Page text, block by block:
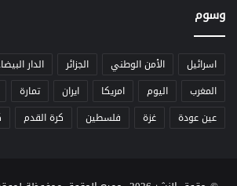
ة
–
وسوم
اسرائيل الأمن الوطني الجزائر الدار
المغرب
اليوم امريكا ايران تمارة
عين عودة
غزة فلسطين كرة القدم